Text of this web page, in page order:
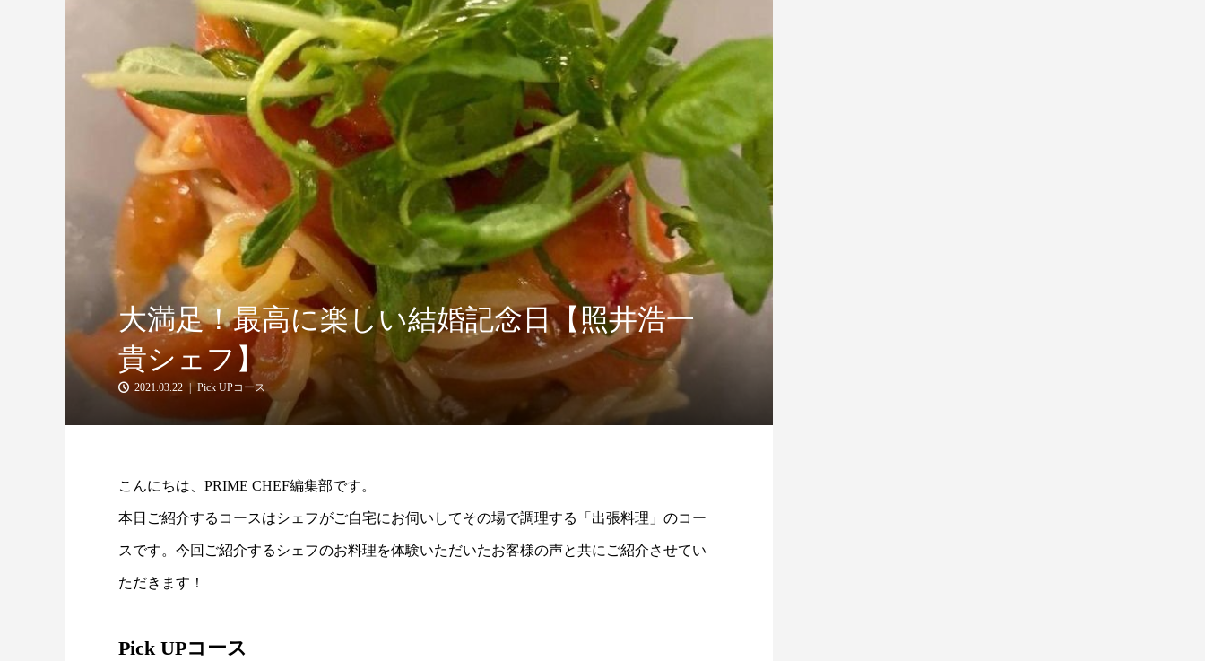
大満足！最高に楽しい結婚記念日【照井浩一
貴シェフ】
2021.03.22 Pick UPコース
こんにちは、PRIME CHEF編集部です。
本日ご紹介するコースはシェフがご自宅にお伺いしてその場で調理する「出張料理」のコー
スです。今回ご紹介するシェフのお料理を体験いただいたお客様の声と共にご紹介させてい
ただきます！
Pick UPコース